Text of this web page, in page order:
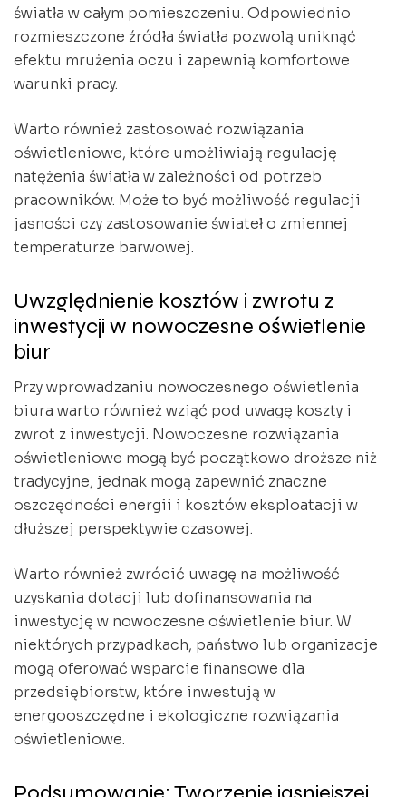
światła w całym pomieszczeniu. Odpowiednio
rozmieszczone źródła światła pozwolą uniknąć
efektu mrużenia oczu i zapewnią komfortowe
warunki pracy.
Warto również zastosować rozwiązania
oświetleniowe, które umożliwiają regulację
natężenia światła w zależności od potrzeb
pracowników. Może to być możliwość regulacji
jasności czy zastosowanie świateł o zmiennej
temperaturze barwowej.
Uwzględnienie kosztów i zwrotu z
inwestycji w nowoczesne oświetlenie
biur
Przy wprowadzaniu nowoczesnego oświetlenia
biura warto również wziąć pod uwagę koszty i
zwrot z inwestycji. Nowoczesne rozwiązania
oświetleniowe mogą być początkowo droższe niż
tradycyjne, jednak mogą zapewnić znaczne
oszczędności energii i kosztów eksploatacji w
dłuższej perspektywie czasowej.
Warto również zwrócić uwagę na możliwość
uzyskania dotacji lub dofinansowania na
inwestycję w nowoczesne oświetlenie biur. W
niektórych przypadkach, państwo lub organizacje
mogą oferować wsparcie finansowe dla
przedsiębiorstw, które inwestują w
energooszczędne i ekologiczne rozwiązania
oświetleniowe.